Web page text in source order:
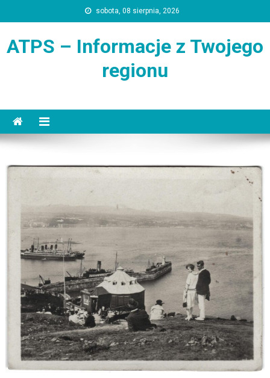
to
sobota, 08 sierpnia, 2026
ATPS – Informacje z Twojego
regionu